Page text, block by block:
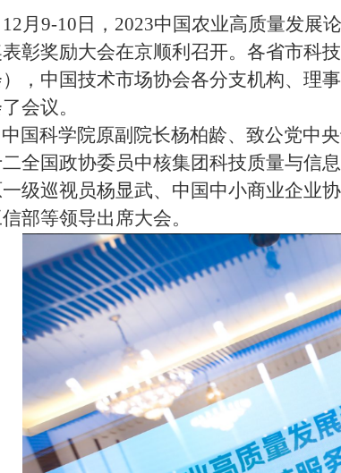
12月9-10日，2023中国农业高质量发展
彰奖励大会在京顺利召开。各省市科
，中国技术市场协会各分支机构、理
会议。
国科学院原副院长杨柏龄、致公党中
全国政协委员中核集团科技质量与信
一级巡视员杨显武、中国中小商业企业
部等领导出席大会。